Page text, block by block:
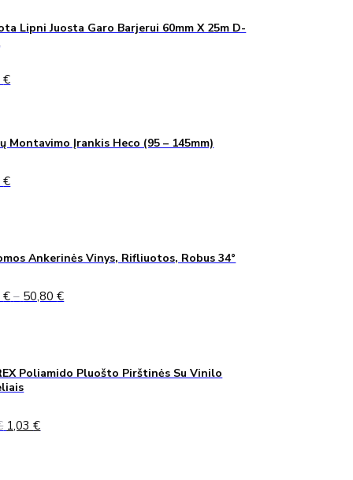
Lipni Juosta Garo Barjerui 60mm X 25m D-
€
Montavimo Įrankis Heco (95 – 145mm)
€
Ankerinės Vinys, Rifliuotos, Robus 34°
€ – 50,80€Price
Poliamido Pluošto Pirštinės Su Vinilo
Original
1,03€Current